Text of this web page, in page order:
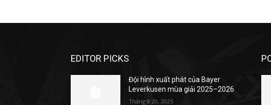
EDITOR PICKS
Đội hình xuất phát của Bayer
Leverkusen mùa giải 2025–2026
Tháng 8 20, 2025